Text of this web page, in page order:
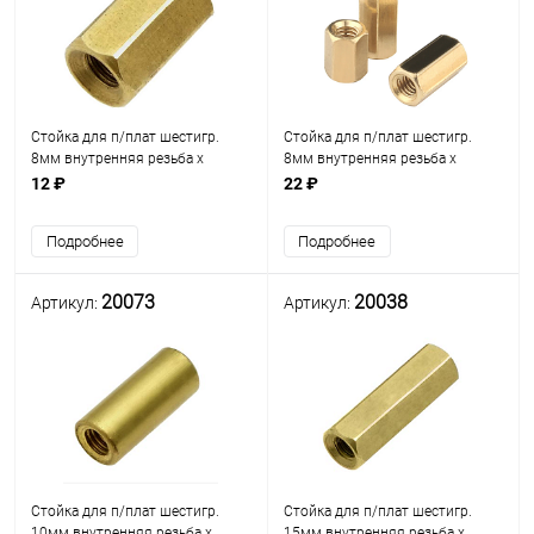
Стойка для п/плат шестигр.
8мм внутренняя резьба х
внутренняя резьба М3мм)
12 ₽
Подробнее
Стойка для п/плат шестигр.
8мм внутренняя резьба х
внутренняя резьба М4мм)
ключ М5) (HTZ-M4XL-8mm/ SS-
BN0816)
22 ₽
Подробнее
Артикул: 20073
Стойка для п/плат шестигр.
Артикул: 20038
Стойка для п/плат шестигр.